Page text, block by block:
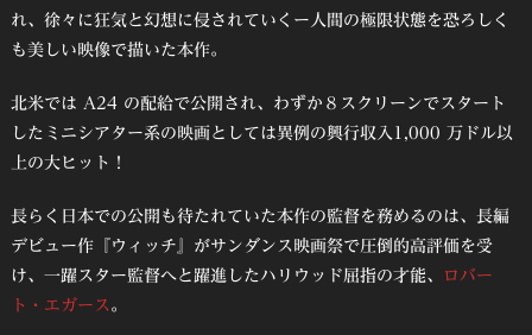
れ、徐々に狂気と幻想に侵されていくー⼈間の極限状態を恐ろしく
も美しい映像で描いた本作。
北⽶では A24 の配給で公開され、わずか８スクリーンでスタート
したミニシアター系の映画としては異例の興⾏収⼊1,000 万ドル以
上の⼤ヒット！
⻑らく⽇本での公開も待たれていた本作の監督を務めるのは、⻑編
デビュー作『ウィッチ』がサンダンス映画祭で圧倒的⾼評価を受
け、⼀躍スター監督へと躍進したハリウッド屈指の才能、
ロバー
ト・エガース 。